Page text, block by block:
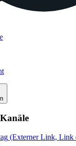
(Externer Link, Link